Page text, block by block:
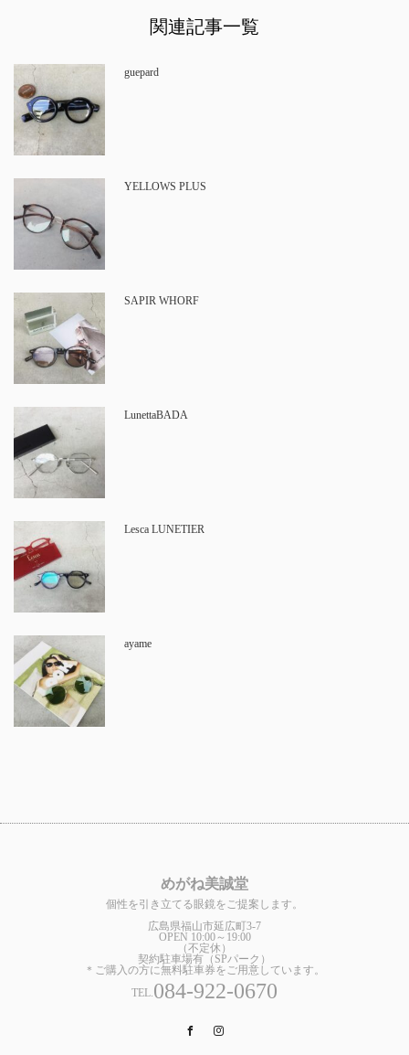
関連記事一覧
guepard
YELLOWS PLUS
SAPIR WHORF
LunettaBADA
Lesca LUNETIER
ayame
めがね美誠堂
個性を引き立てる眼鏡をご提案します。
広島県福山市延広町3-7
OPEN 10:00～19:00
（不定休）
契約駐車場有（SPパーク）
＊ご購入の方に無料駐車券をご用意しています。
TEL.084-922-0670
Facebook